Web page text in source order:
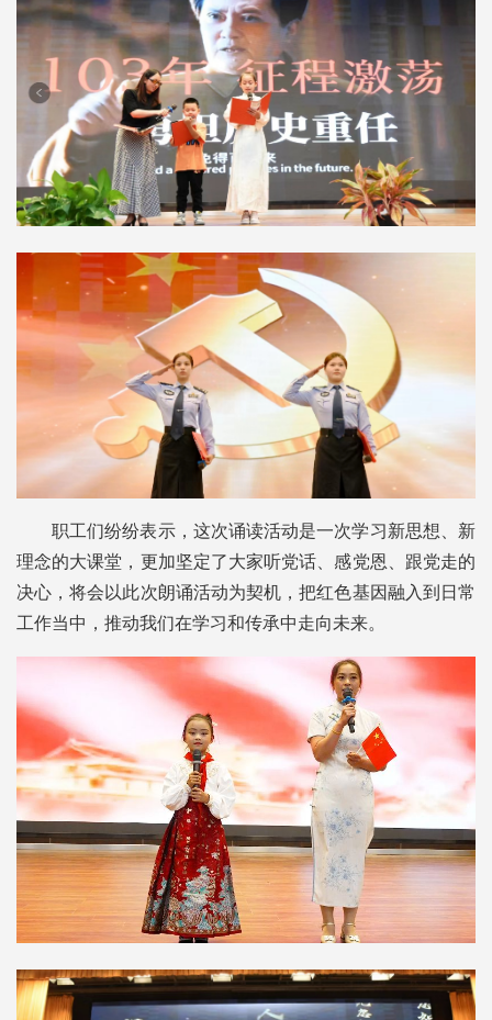
职工们纷纷表示，这次诵读活动是一次学习新思想、新
理念的大课堂，更加坚定了大家听党话、感党恩、跟党走的
决心，将会以此次朗诵活动为契机，把红色基因融入到日常
工作当中，推动我们在学习和传承中走向未来。